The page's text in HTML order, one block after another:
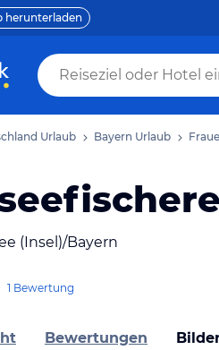
herunterladen
Urlaub Bayern Urlaub
(Insel)/Bayern
1 Bewertung
Bewertungen